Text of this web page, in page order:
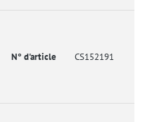
N° d'article CS152191